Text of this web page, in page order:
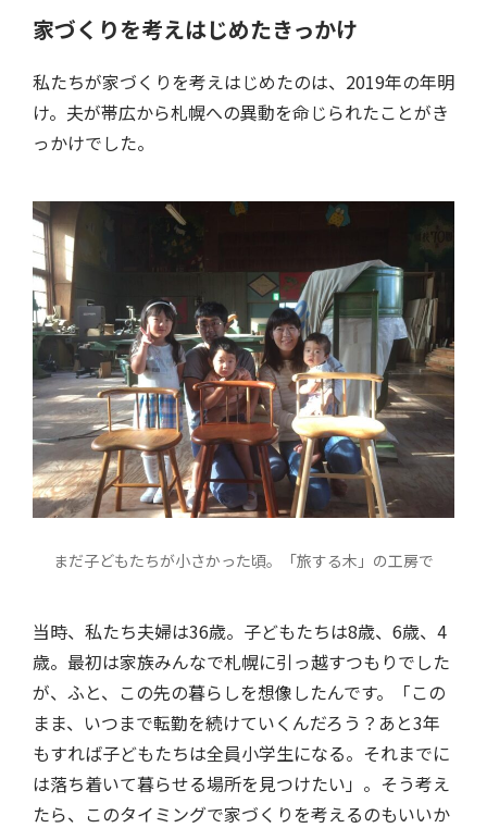
家づくりを考えはじめたきっかけ
私たちが家づくりを考えはじめたのは、2019年の年明
け。夫が帯広から札幌への異動を命じられたことがき
っかけでした。
まだ子どもたちが小さかった頃。「旅する木」の工房で
当時、私たち夫婦は36歳。子どもたちは8歳、6歳、4
歳。最初は家族みんなで札幌に引っ越すつもりでした
が、ふと、この先の暮らしを想像したんです。「この
まま、いつまで転勤を続けていくんだろう？あと3年
もすれば子どもたちは全員小学生になる。それまでに
は落ち着いて暮らせる場所を見つけたい」。そう考え
たら、このタイミングで家づくりを考えるのもいいか